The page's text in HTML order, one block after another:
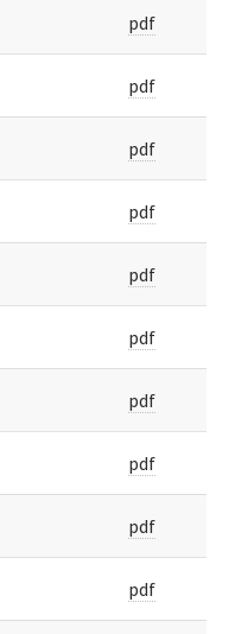
pdf
pdf
pdf
pdf
pdf
pdf
pdf
pdf
pdf
pdf